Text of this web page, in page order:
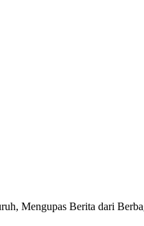
Mengupas Berita dari